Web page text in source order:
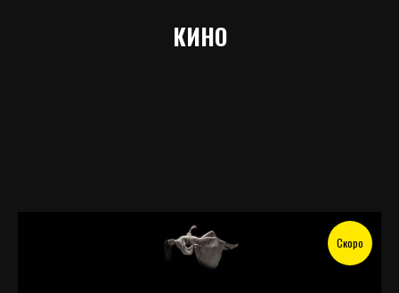
КИНО
Скоро